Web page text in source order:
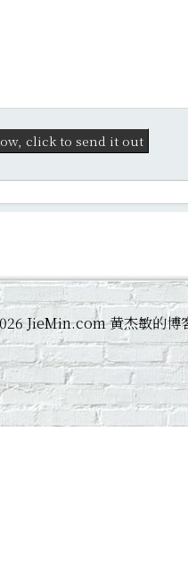
JieMin.com 黄杰敏的博